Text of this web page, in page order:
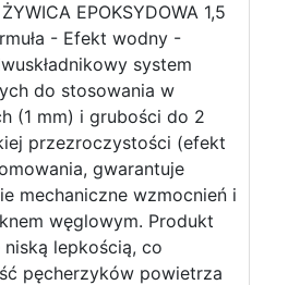
EPOKSYDOWA 1,5
- Efekt wodny -
system
do stosowania w
(1 mm) i grubości do 2
przezroczystości (efekt
gwarantuje
mechaniczne wzmocnień i
węglowym. Produkt
lepkością, co
pęcherzyków powietrza